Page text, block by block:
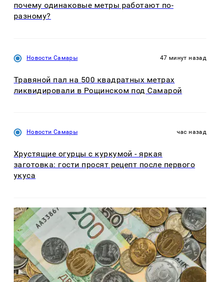
почему одинаковые метры работают по-
разному?
Новости Самары 47 минут назад
Травяной пал на 500 квадратных метрах
ликвидировали в Рощинском под Самарой
Новости Самары час назад
Хрустящие огурцы с куркумой - яркая
заготовка: гости просят рецепт после первого
укуса